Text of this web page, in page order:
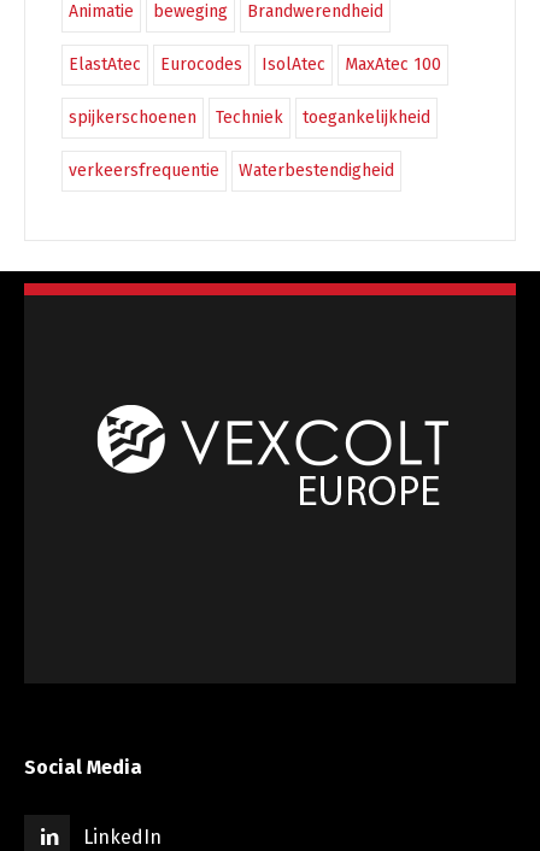
Animatie beweging Brandwerendheid
ElastAtec Eurocodes IsolAtec MaxAtec 100
spijkerschoenen Techniek toegankelijkheid
verkeersfrequentie Waterbestendigheid
Social Media
LinkedIn